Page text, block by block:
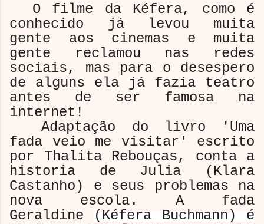
O filme da Kéfera, como é
conhecido já levou muita
gente aos cinemas e muita
gente reclamou nas redes
sociais, mas para o desespero
de alguns ela já fazia teatro
antes de ser famosa na
internet!
Adaptação do livro 'Uma
fada veio me visitar' escrito
por Thalita Rebouças, conta a
historia de Julia (Klara
Castanho) e seus problemas na
nova escola. A fada
Geraldine
(Kéfera Buchmann) é